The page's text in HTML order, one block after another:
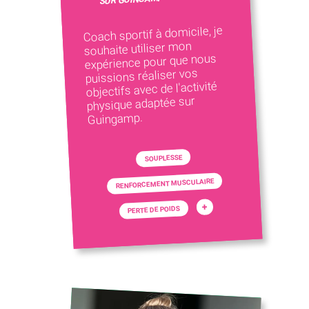
Coach sportif à domicile, je
souhaite utiliser mon
expérience pour que nous
puissions réaliser vos
objectifs avec de l'activité
physique adaptée sur
Guingamp.
SOUPLESSE
RENFORCEMENT MUSCULAIRE
PERTE DE POIDS +